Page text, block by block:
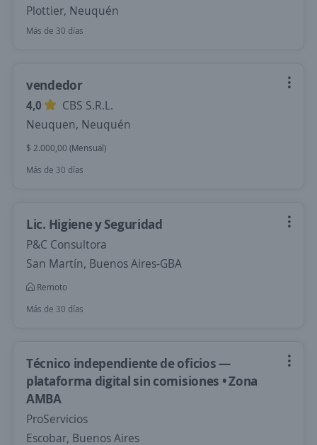
Plottier, Neuquén
Más de 30 días
vendedor
4,0
CBS S.R.L.
Neuquen, Neuquén
$ 2.000,00 (Mensual)
Más de 30 días
Lic. Higiene y Seguridad
P&C Consultora
San Martín, Buenos Aires-GBA
Remoto
Más de 30 días
Técnico independiente de oficios —
plataforma digital sin comisiones • Zona
AMBA
ProServicios
Escobar, Buenos Aires